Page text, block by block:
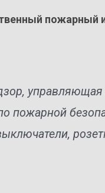
пожарный
управляющая
пожарной